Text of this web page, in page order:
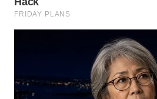
WN
NIAS